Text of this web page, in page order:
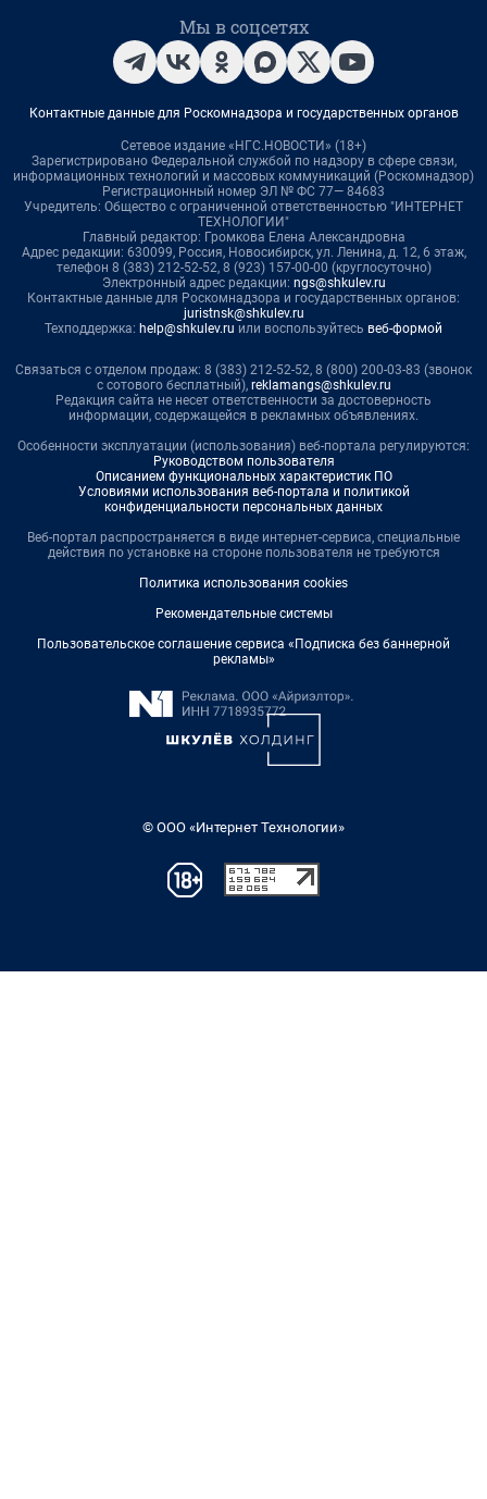
Мы в соцсетях
Контактные данные для Роскомнадзора и государственных органов
Сетевое издание «НГС.НОВОСТИ» (18+)
Зарегистрировано Федеральной службой по надзору в сфере связи,
информационных технологий и массовых коммуникаций (Роскомнадзор)
Регистрационный номер ЭЛ № ФС 77— 84683
Учредитель: Общество с ограниченной ответственностью "ИНТЕРНЕТ
ТЕХНОЛОГИИ"
Главный редактор: Громкова Елена Александровна
Адрес редакции: 630099, Россия, Новосибирск, ул. Ленина, д. 12, 6 этаж,
телефон 8 (383) 212-52-52, 8 (923) 157-00-00 (круглосуточно)
Электронный адрес редакции: ngs@shkulev.ru
Контактные данные для Роскомнадзора и государственных органов:
juristnsk@shkulev.ru
Техподдержка: help@shkulev.ru или воспользуйтесь веб-формой
Связаться с отделом продаж: 8 (383) 212-52-52, 8 (800) 200-03-83 (звонок
с сотового бесплатный), reklamangs@shkulev.ru
Редакция сайта не несет ответственности за достоверность
информации, содержащейся в рекламных объявлениях.
Особенности эксплуатации (использования) веб-портала регулируются:
Руководством пользователя
Описанием функциональных характеристик ПО
Условиями использования веб-портала и политикой
конфиденциальности персональных данных
Веб-портал распространяется в виде интернет-сервиса, специальные
действия по установке на стороне пользователя не требуются
Политика использования cookies
Рекомендательные системы
Пользовательское соглашение сервиса «Подписка без баннерной
рекламы»
© ООО «Интернет Технологии»